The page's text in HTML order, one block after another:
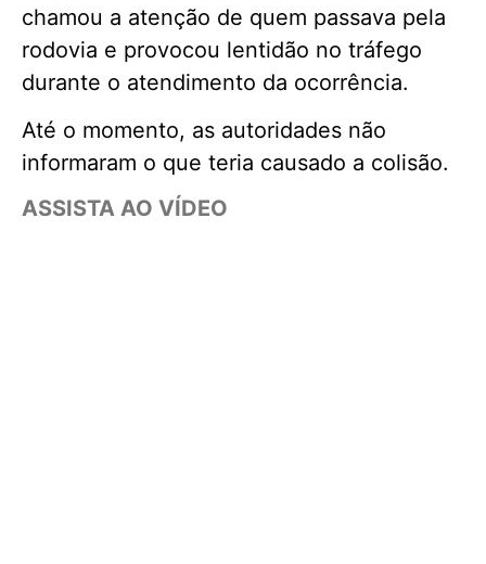
chamou a atenção de quem passava pela
rodovia e provocou lentidão no tráfego
durante o atendimento da ocorrência.
Até o momento, as autoridades não
informaram o que teria causado a colisão.
ASSISTA AO VÍDEO